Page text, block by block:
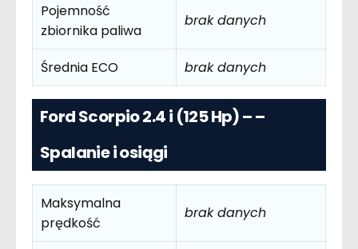
Pojemność
zbiornika paliwa
brak danych
Średnia ECO brak danych
Ford Scorpio 2.4 i (125 Hp) – –
Spalanie i osiągi
Maksymalna
prędkość
brak danych